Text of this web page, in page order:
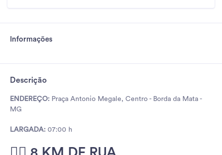
Informações
Descrição
ENDEREÇO: Praça Antonio Megale, Centro - Borda da Mata -
MG
LARGADA: 07:00 h